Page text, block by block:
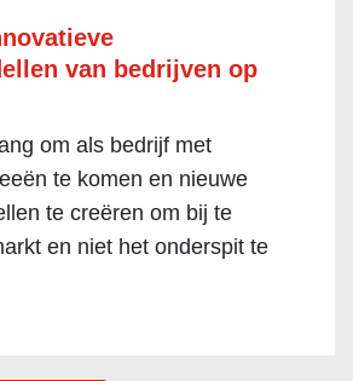
van bedrijven op
om als bedrijf met
te komen en nieuwe
te creëren om bij te
en niet het onderspit te